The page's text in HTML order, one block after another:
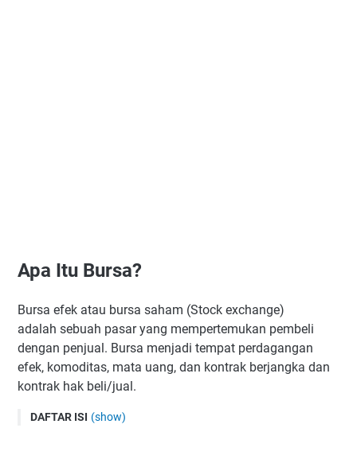
Apa Itu Bursa?
Bursa efek atau bursa saham (Stock exchange)
adalah sebuah pasar yang mempertemukan pembeli
dengan penjual. Bursa menjadi tempat perdagangan
efek, komoditas, mata uang, dan kontrak berjangka dan
kontrak hak beli/jual.
DAFTAR ISI (show)